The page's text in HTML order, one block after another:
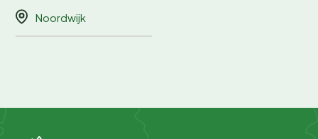
Noordwijk